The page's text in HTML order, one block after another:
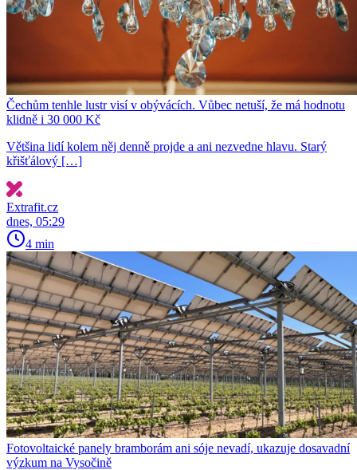
Čechům tenhle lustr visí v obývácích. Vůbec netuší, že má hodnotu
klidně i 30 000 Kč
Většina lidí kolem něj denně projde a ani nezvedne hlavu. Starý
křišťálový […]
Extrafit.cz
dnes, 05:29
4 min
Fotovoltaické panely bramborám ani sóje nevadí, ukazuje dosavadní
výzkum na Vysočině